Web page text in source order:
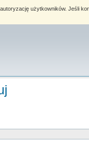
użytkowników. Jeśli